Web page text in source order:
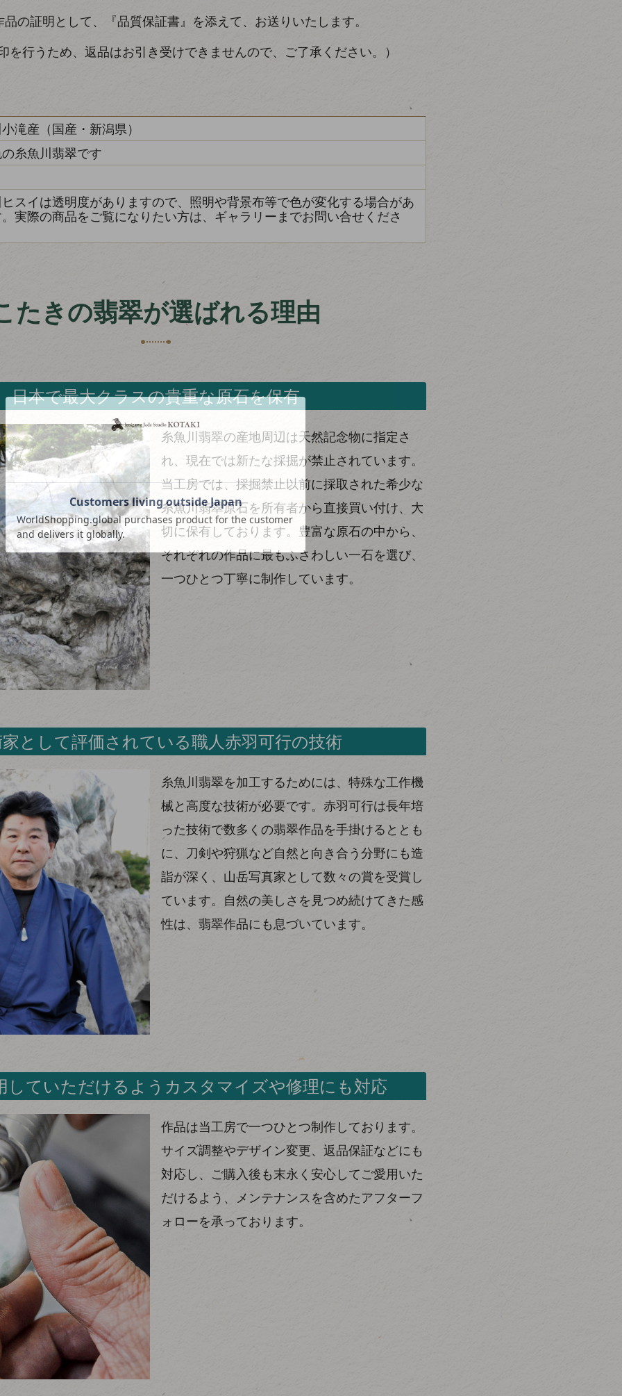
の証明として、『品質保証書』を添えて、お送りいたします。
を行うため、返品はお引き受けできませんので、ご了承ください。）
滝産（国産・新潟県）
糸魚川翡翠です
スイは透明度がありますので、照明や背景布等で色が変化する場合があ
実際の商品をご覧になりたい方は、ギャラリーまでお問い合せくださ
たきの翡翠が選ばれる理由
日本で最大クラスの貴重な原石を保有
糸魚川翡翠の産地周辺は天然記念物に指定さ
れ、現在では新たな採掘が禁止されています。
当工房では、採掘禁止以前に採取された希少な
糸魚川翡翠原石を所有者から直接買い付け、大
切に保有しております。豊富な原石の中から、
それぞれの作品に最もふさわしい一石を選び、
一つひとつ丁寧に制作しています。
として評価されている職人赤羽可行の技術
糸魚川翡翠を加工するためには、特殊な工作機
械と高度な技術が必要です。赤羽可行は長年培
った技術で数多くの翡翠作品を手掛けるととも
に、刀剣や狩猟など自然と向き合う分野にも造
詣が深く、山岳写真家として数々の賞を受賞し
ています。自然の美しさを見つめ続けてきた感
性は、翡翠作品にも息づいています。
していただけるようカスタマイズや修理にも対応
作品は当工房で一つひとつ制作しております。
サイズ調整やデザイン変更、返品保証などにも
対応し、ご購入後も末永く安心してご愛用いた
だけるよう、メンテナンスを含めたアフターフ
ォローを承っております。